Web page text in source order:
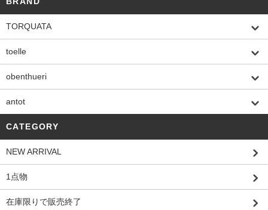
TORQUATA
toelle
obenthueri
antot
CATEGORY
NEW ARRIVAL
1点物
在庫限りで販売終了